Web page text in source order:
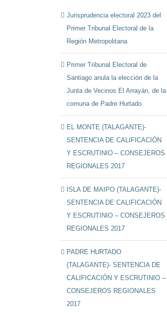
Jurisprudencia electoral 2023 del
Primer Tribunal Electoral de la
Región Metropolitana
Primer Tribunal Electoral de
Santiago anula la elección de la
Junta de Vecinos El Arrayán, de la
comuna de Padre Hurtado
EL MONTE (TALAGANTE)-
SENTENCIA DE CALIFICACIÓN
Y ESCRUTINIO – CONSEJEROS
REGIONALES 2017
ISLA DE MAIPO (TALAGANTE)-
SENTENCIA DE CALIFICACIÓN
Y ESCRUTINIO – CONSEJEROS
REGIONALES 2017
PADRE HURTADO
(TALAGANTE)- SENTENCIA DE
CALIFICACIÓN Y ESCRUTINIO –
CONSEJEROS REGIONALES
2017